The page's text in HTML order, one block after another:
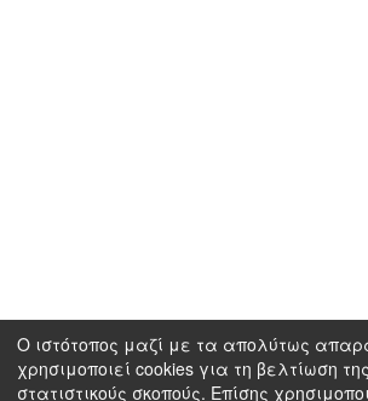
Ο ιστότοπος μαζί με τα απολύτως
χρησιμοποιεί cookies για τη βελτίωση
στατιστικούς σκοπούς. Επίσης